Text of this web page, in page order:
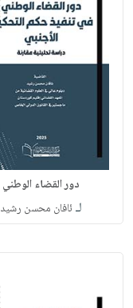
دور القضاء الوطني
لـ ئافان محسن رشيد